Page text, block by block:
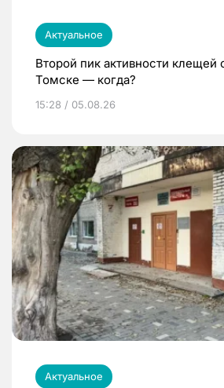
Актуальное
Второй пик активности клещей
Томске — когда?
15:28 / 05.08.26
Актуальное